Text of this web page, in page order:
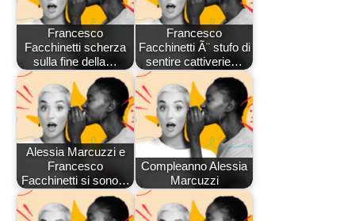
Francesco
Facchinetti scherza
sulla fine della…
Francesco
Facchinetti Ã¨ stufo di
sentire cattiverie…
Alessia Marcuzzi e
Francesco
Facchinetti si sono…
Compleanno Alessia
Marcuzzi